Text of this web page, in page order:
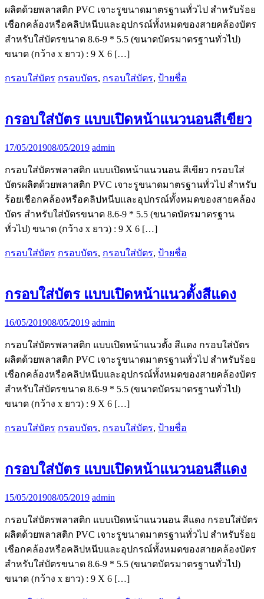
ผลิตด้วยพลาสติก PVC เจาะรูขนาดมาตรฐานทั่วไป สำหรับร้อย
เชือกคล้องหรือคลิปหนีบและอุปกรณ์ทั้งหมดของสายคล้องบัตร
สำหรับใส่บัตรขนาด 8.6-9 * 5.5 (ขนาดบัตรมาตรฐานทั่วไป)
ขนาด (กว้าง x ยาว) : 9 X 6 […]
กรอบใส่บัตร กรอบบัตร, กรอบใส่บัตร, ป้ายชื่อ
กรอบใส่บัตร แบบเปิดหน้าแนวนอนสีเขียว
17/05/201908/05/2019 admin
กรอบใส่บัตรพลาสติก แบบเปิดหน้าแนวนอน สีเขียว กรอบใส่
บัตรผลิตด้วยพลาสติก PVC เจาะรูขนาดมาตรฐานทั่วไป สำหรับ
ร้อยเชือกคล้องหรือคลิปหนีบและอุปกรณ์ทั้งหมดของสายคล้อง
บัตร สำหรับใส่บัตรขนาด 8.6-9 * 5.5 (ขนาดบัตรมาตรฐาน
ทั่วไป) ขนาด (กว้าง x ยาว) : 9 X 6 […]
กรอบใส่บัตร กรอบบัตร, กรอบใส่บัตร, ป้ายชื่อ
กรอบใส่บัตร แบบเปิดหน้าแนวตั้งสีแดง
16/05/201908/05/2019 admin
กรอบใส่บัตรพลาสติก แบบเปิดหน้าแนวตั้ง สีแดง กรอบใส่บัตร
ผลิตด้วยพลาสติก PVC เจาะรูขนาดมาตรฐานทั่วไป สำหรับร้อย
เชือกคล้องหรือคลิปหนีบและอุปกรณ์ทั้งหมดของสายคล้องบัตร
สำหรับใส่บัตรขนาด 8.6-9 * 5.5 (ขนาดบัตรมาตรฐานทั่วไป)
ขนาด (กว้าง x ยาว) : 9 X 6 […]
กรอบใส่บัตร กรอบบัตร, กรอบใส่บัตร, ป้ายชื่อ
กรอบใส่บัตร แบบเปิดหน้าแนวนอนสีแดง
15/05/201908/05/2019 admin
กรอบใส่บัตรพลาสติก แบบเปิดหน้าแนวนอน สีแดง กรอบใส่บัตร
ผลิตด้วยพลาสติก PVC เจาะรูขนาดมาตรฐานทั่วไป สำหรับร้อย
เชือกคล้องหรือคลิปหนีบและอุปกรณ์ทั้งหมดของสายคล้องบัตร
สำหรับใส่บัตรขนาด 8.6-9 * 5.5 (ขนาดบัตรมาตรฐานทั่วไป)
ขนาด (กว้าง x ยาว) : 9 X 6 […]